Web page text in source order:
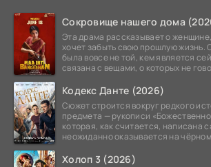
Сокровище нашего дома
Эта драма рассказывает о
хочет забыть свою прошлую жизнь.
была вовсе не той, кем является
связана с вещами, о которых не
Кодекс Данте (2026)
Сюжет строится вокруг редкого
предмета — рукописи
которая, как считается, написана
неожиданно оказывается на
Холоп 3 (2026)